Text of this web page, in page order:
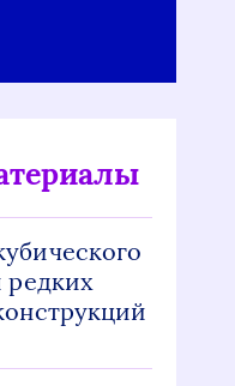
редких